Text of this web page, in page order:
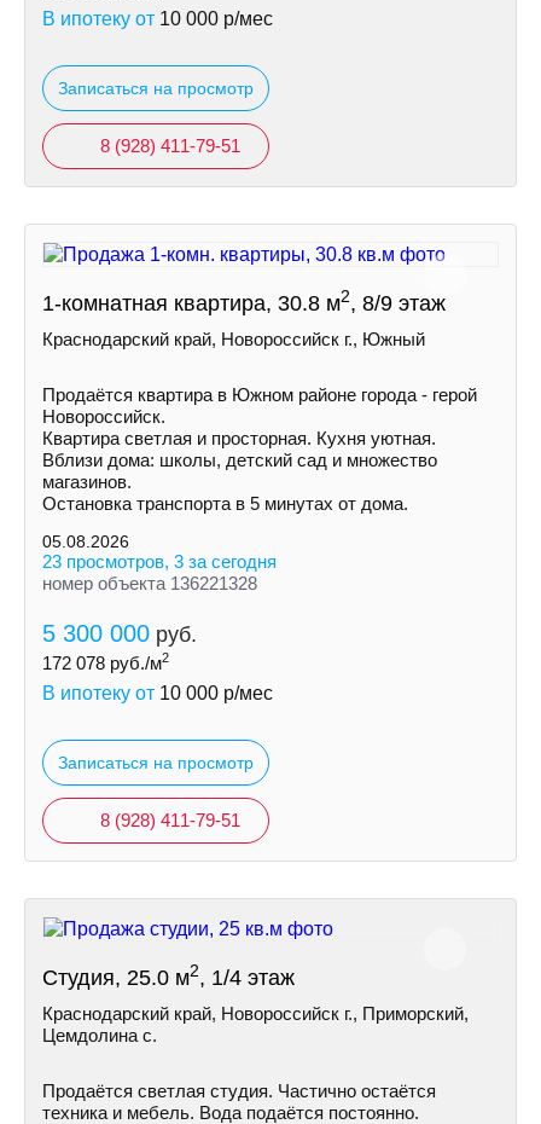
В ипотеку от 10 000 р/мес
Записаться на просмотр
8 (928) 411-79-51
1-комнатная квартира, 30.8 м2, 8/9 этаж
Краснодарский край, Новороссийск г., Южный
Продаётся квартира в Южном районе города - герой
Новороссийск.
Квартира светлая и просторная. Кухня уютная.
Вблизи дома: школы, детский сад и множество
магазинов.
Остановка транспорта в 5 минутах от дома.
05.08.2026
23 просмотров, 3 за сегодня
номер объекта 136221328
5 300 000 руб.
172 078 руб./м2
В ипотеку от 10 000 р/мес
Записаться на просмотр
8 (928) 411-79-51
Студия, 25.0 м2, 1/4 этаж
Краснодарский край, Новороссийск г., Приморский,
Цемдолина с.
Продаётся светлая студия. Частично остаётся
техника и мебель. Вода подаётся постоянно.